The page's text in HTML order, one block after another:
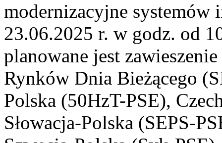
modernizacyjne
23.06.2025 r. w godz. od
planowane jest
Rynków Dnia Bieżącego
Polska (50HzT-PSE),
Słowacja-Polska (SEPS-